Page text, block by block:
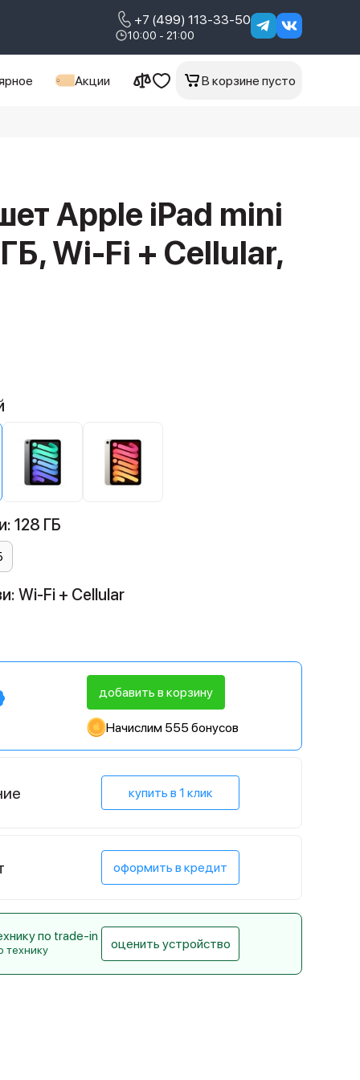
+7 (499) 113-33-50
10:00 - 21:00
Акции В корзине пусто
Apple iPad mini
Wi-Fi + Cellular,
128 ГБ
Wi-Fi + Cellular
добавить в корзину
Начислим 555 бонусов
купить в 1 клик
оформить в кредит
по trade-in
технику оценить устройство